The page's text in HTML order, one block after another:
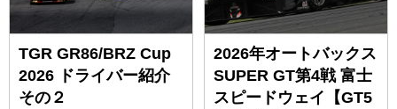
TGR GR86/BRZ Cup
2026 ドライバー紹介
その２
2026年オートバックス
SUPER GT第4戦 富士
スピードウェイ【GT5